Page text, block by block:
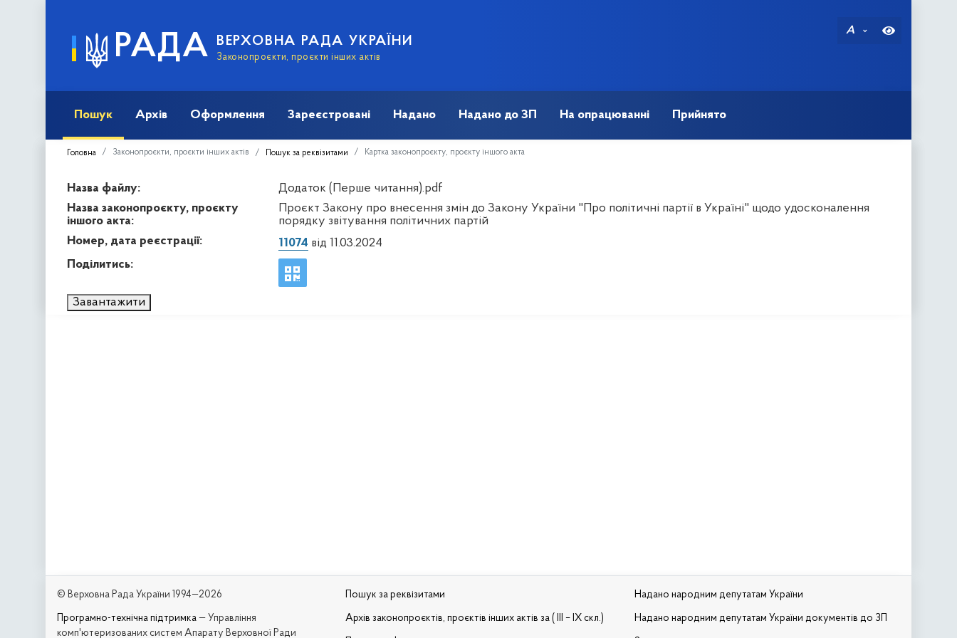
РАДА ВЕРХОВНА РАДА УКРАЇНИ
Законопроєкти, проєкти інших актів
A
Пошук Архів Оформлення Зареєстровані Надано Надано до ЗП На опрацюванні Прийнято
Головна Законопроєкти, проєкти інших актів Пошук за реквізитами Картка законопроєкту, проєкту іншого акта
Назва файлу:
Додаток (Перше читання).pdf
Назва законопроєкту, проєкту
іншого акта:
Проєкт Закону про внесення змін до Закону України "Про політичні партії в Україні" щодо удосконалення
порядку звітування політичних партій
Номер, дата реєстрації:
11074 від 11.03.2024
Поділитись:
Завантажити
© Верховна Рада України 1994—2026
Програмно-технічна підтримка — Управління
комп'ютеризованих систем Апарату Верховної Ради
Пошук за реквізитами
Архів законопроєктів, проєктів інших актів за ( III – IX скл.)
Надано народним депутатам України
Надано народним депутатам України документів до ЗП